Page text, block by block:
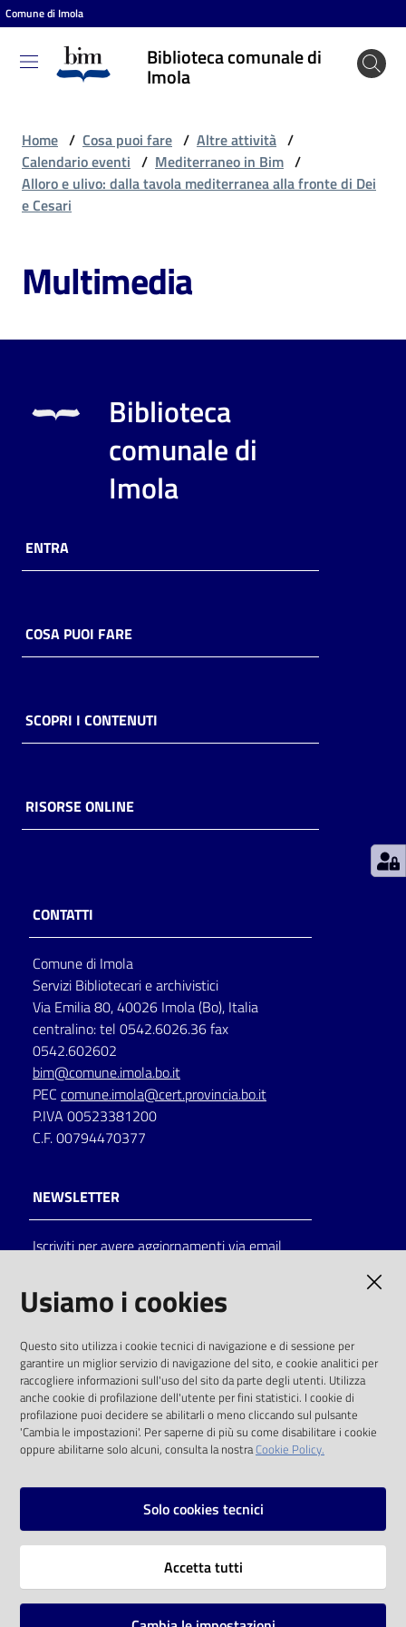
Vai al contenuto
Vai alla navigazione
Vai al footer
Comune di Imola
Biblioteca comunale di
Imola
Biblioteca
comunale
Entra
Cosa
puoi
Archivio
Decentrate
lettura
Seguici
su
Catalogo
Eventi
Chiedi al
bibliotecario
Avvisi
Home / Cosa puoi fare / Altre attività /
Calendario eventi / Mediterraneo in Bim /
Alloro e ulivo: dalla tavola mediterranea alla fronte di Dei
e Cesari
Multimedia
Biblioteca
comunale di
Imola
ENTRA
COSA PUOI FARE
SCOPRI I CONTENUTI
RISORSE ONLINE
CONTATTI
Comune di Imola
Servizi Bibliotecari e archivistici
Via Emilia 80, 40026 Imola (Bo), Italia
centralino: tel 0542.6026.36 fax
0542.602602
bim@comune.imola.bo.it
PEC comune.imola@cert.provincia.bo.it
P.IVA 00523381200
C.F. 00794470377
NEWSLETTER
Iscriviti per avere aggiornamenti via email
solo alle condizioni previste dalla direttiva
comunitaria 2003/98/CE e dal d.lgs. 36/2006
SOCIAL
Instagram
Vai alla pagina
Usiamo i cookies
Questo sito utilizza i cookie tecnici di navigazione e di sessione per
garantire un miglior servizio di navigazione del sito, e cookie analitici per
raccogliere informazioni sull'uso del sito da parte degli utenti. Utilizza
anche cookie di profilazione dell'utente per fini statistici. I cookie di
profilazione puoi decidere se abilitarli o meno cliccando sul pulsante
'Cambia le impostazioni'. Per saperne di più su come disabilitare i cookie
oppure abilitarne solo alcuni, consulta la nostraCookie Policy.
Solo cookies tecnici
Accetta tutti